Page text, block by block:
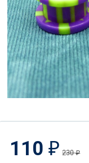
110 ₽ 230₽